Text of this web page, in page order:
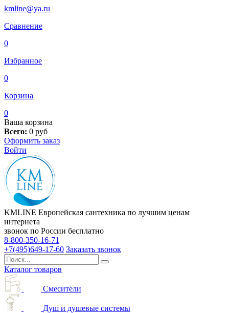
kmline@ya.ru
Сравнение
0
Избранное
0
Корзина
0
Ваша корзина
Всего: 0 руб
Оформить заказ
Войти
KMLINE Европейская сантехника по лучшим ценам
интернета
звонок по России бесплатно
8-800-350-16-71
+7(495)649-17-60 Заказать звонок
Каталог товаров
Смесители
Душ и душевые системы